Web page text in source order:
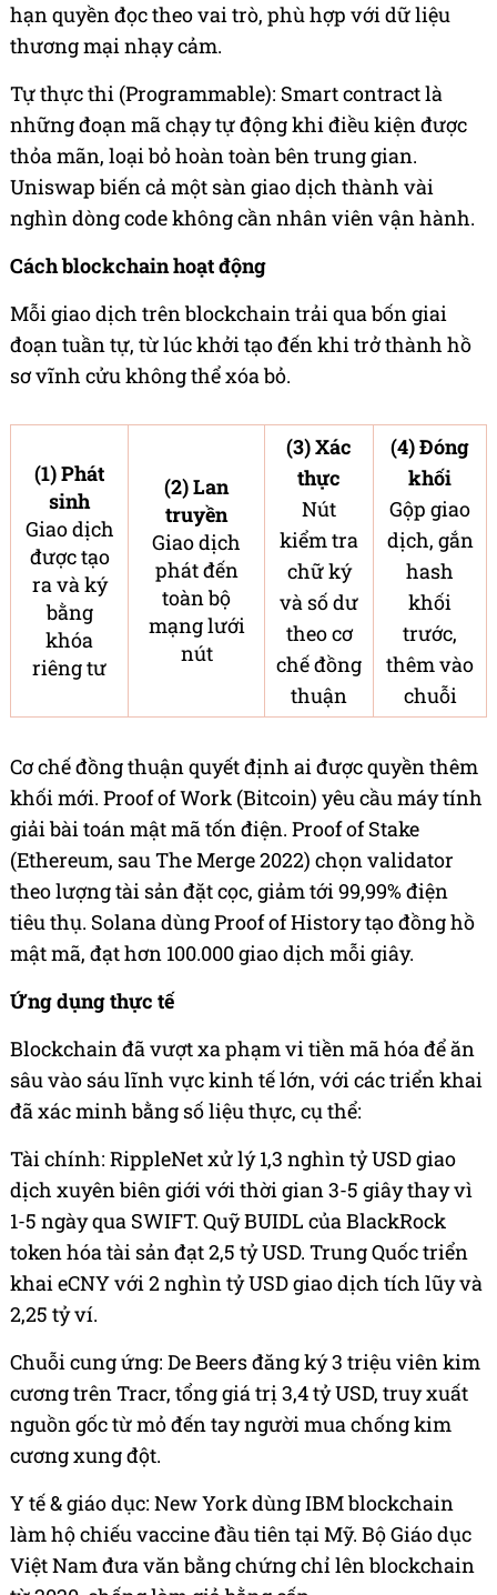
hạn quyền đọc theo vai trò, phù hợp với dữ liệu
thương mại nhạy cảm.
Tự thực thi (Programmable): Smart contract là
những đoạn mã chạy tự động khi điều kiện được
thỏa mãn, loại bỏ hoàn toàn bên trung gian.
Uniswap biến cả một sàn giao dịch thành vài
nghìn dòng code không cần nhân viên vận hành.
Cách blockchain hoạt động
Mỗi giao dịch trên blockchain trải qua bốn giai
đoạn tuần tự, từ lúc khởi tạo đến khi trở thành hồ
sơ vĩnh cửu không thể xóa bỏ.
(1) Phát
sinh
Giao dịch
được tạo
ra và ký
bằng
khóa
riêng tư
(2) Lan
truyền
Giao dịch
phát đến
toàn bộ
mạng lưới
nút
(3) Xác
thực
Nút
kiểm tra
chữ ký
và số dư
theo cơ
chế đồng
thuận
(4) Đóng
khối
Gộp giao
dịch, gắn
hash
khối
trước,
thêm vào
chuỗi
Cơ chế đồng thuận quyết định ai được quyền thêm
khối mới. Proof of Work (Bitcoin) yêu cầu máy tính
giải bài toán mật mã tốn điện. Proof of Stake
(Ethereum, sau The Merge 2022) chọn validator
theo lượng tài sản đặt cọc, giảm tới 99,99% điện
tiêu thụ. Solana dùng Proof of History tạo đồng hồ
mật mã, đạt hơn 100.000 giao dịch mỗi giây.
Ứng dụng thực tế
Blockchain đã vượt xa phạm vi tiền mã hóa để ăn
sâu vào sáu lĩnh vực kinh tế lớn, với các triển khai
đã xác minh bằng số liệu thực, cụ thể:
Tài chính: RippleNet xử lý 1,3 nghìn tỷ USD giao
dịch xuyên biên giới với thời gian 3-5 giây thay vì
1-5 ngày qua SWIFT. Quỹ BUIDL của BlackRock
token hóa tài sản đạt 2,5 tỷ USD. Trung Quốc triển
khai eCNY với 2 nghìn tỷ USD giao dịch tích lũy và
2,25 tỷ ví.
Chuỗi cung ứng: De Beers đăng ký 3 triệu viên kim
cương trên Tracr, tổng giá trị 3,4 tỷ USD, truy xuất
nguồn gốc từ mỏ đến tay người mua chống kim
cương xung đột.
Y tế & giáo dục: New York dùng IBM blockchain
làm hộ chiếu vaccine đầu tiên tại Mỹ. Bộ Giáo dục
Việt Nam đưa văn bằng chứng chỉ lên blockchain